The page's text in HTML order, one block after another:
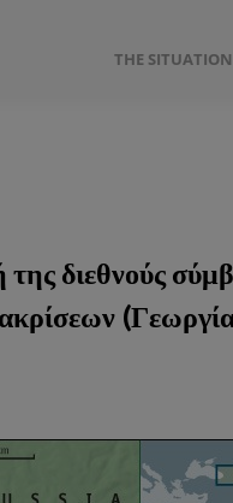
THE
διεθνούς